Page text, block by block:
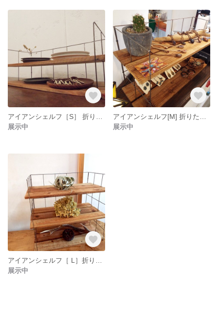
展示中
展示中
展示中